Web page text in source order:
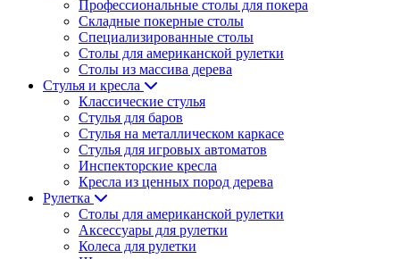
Профессиональные столы для покера
Складные покерные столы
Специализированные столы
Столы для американской рулетки
Столы из массива дерева
Стулья и кресла
Классические стулья
Стулья для баров
Стулья на металлическом каркасе
Стулья для игровых автоматов
Инспекторские кресла
Кресла из ценных пород дерева
Рулетка
Столы для американской рулетки
Аксессуары для рулетки
Колеса для рулетки